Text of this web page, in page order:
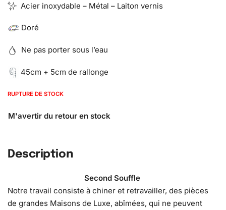
Acier inoxydable – Métal – Laiton vernis
Doré
Ne pas porter sous l’eau
45cm + 5cm de rallonge
RUPTURE DE STOCK
Description
Second Souffle
Notre travail consiste à chiner et retravailler, des pièces
de grandes Maisons de Luxe, abîmées, qui ne peuvent